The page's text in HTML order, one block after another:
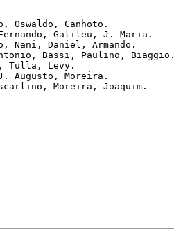
Canhoto.
Galileu, J. Maria.
Daniel, Armando.
Bassi, Paulino, Biaggio.
Tulla, Levy.
Augusto, Moreira.
Moreira, Joaquim.